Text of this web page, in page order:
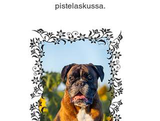
pistelaskussa.